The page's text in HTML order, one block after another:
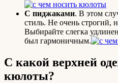
С пиджаками. В этом
стиль. Не очень строгий,
Выбирайте слегка
был гармоничным.
С какой верхней
кюлоты?